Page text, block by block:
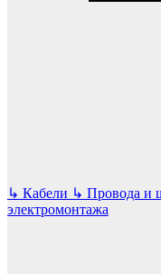
↳ Кабели ↳ Провода и
электромонтажа